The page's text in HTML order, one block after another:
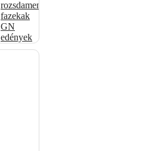
rozsdamentes
fazekak
GN
edények